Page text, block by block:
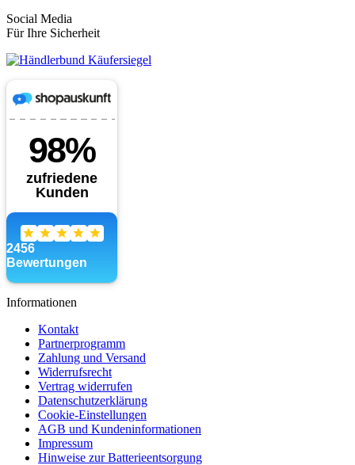
Social Media
Für Ihre Sicherheit
Informationen
Kontakt
Partnerprogramm
Zahlung und Versand
Widerrufsrecht
Vertrag widerrufen
Datenschutzerklärung
Cookie-Einstellungen
AGB und Kundeninformationen
Impressum
Hinweise zur Batterieentsorgung